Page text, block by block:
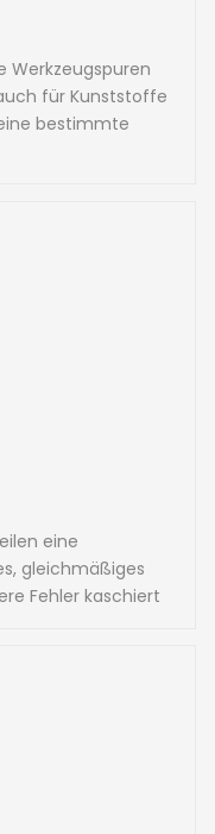
Werkzeugspuren
für Kunststoffe
bestimmte
eine
gleichmäßiges
Fehler kaschiert